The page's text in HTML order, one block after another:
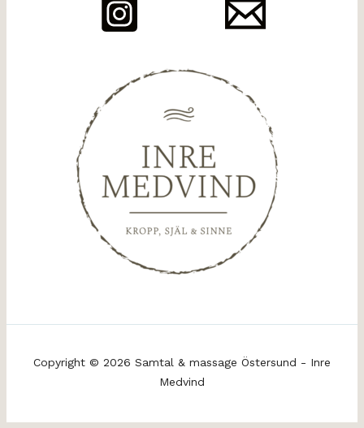
Copyright © 2026 Samtal & massage Östersund - Inre
Medvind